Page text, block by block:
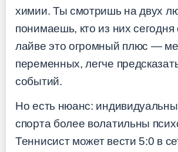
химии. Ты смотришь на двух
понимаешь, кто из них
лайве это огромный плюс —
переменных, легче
событий.
Но есть нюанс:
спорта более волатильны
Теннисист может вести 5:0 в